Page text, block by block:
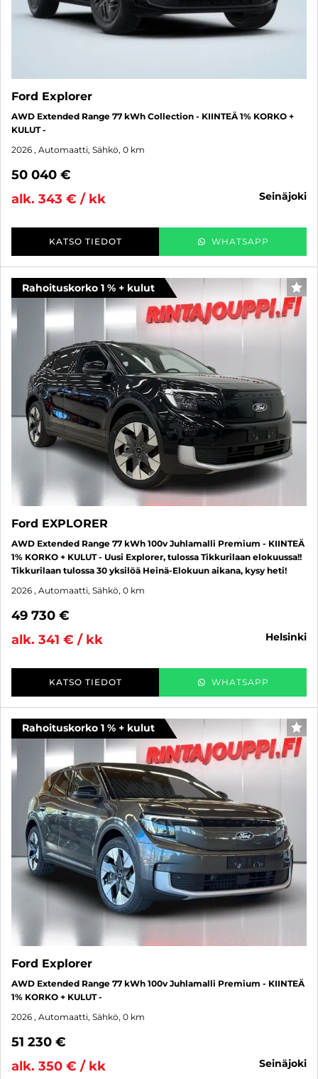
Ford Explorer
AWD Extended Range 77 kWh Collection - KIINTEÄ 1% KORKO +
KULUT -
2026 , Automaatti, Sähkö, 0 km
50 040 €
alk. 343 € / kk
seinäjoki
KATSO TIEDOT WHATSAPP
Rahoituskorko 1 % + kulut
Ford EXPLORER
AWD Extended Range 77 kWh 100v Juhlamalli Premium - KIINTEÄ
1% KORKO + KULUT - Uusi Explorer, tulossa Tikkurilaan elokuussa!!
Tikkurilaan tulossa 30 yksilöä Heinä-Elokuun aikana, kysy heti!
2026 , Automaatti, Sähkö, 0 km
49 730 €
alk. 341 € / kk
helsinki
KATSO TIEDOT WHATSAPP
Rahoituskorko 1 % + kulut
Ford Explorer
AWD Extended Range 77 kWh 100v Juhlamalli Premium - KIINTEÄ
1% KORKO + KULUT -
2026 , Automaatti, Sähkö, 0 km
51 230 €
alk. 350 € / kk
seinäjoki